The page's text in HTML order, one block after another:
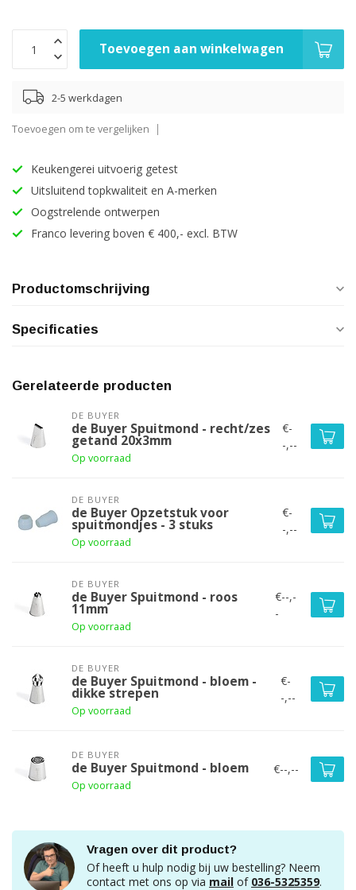
Toevoegen aan winkelwagen
2-5 werkdagen
Toevoegen om te vergelijken
Keukengerei uitvoerig getest
Uitsluitend topkwaliteit en A-merken
Oogstrelende ontwerpen
Franco levering boven € 400,- excl. BTW
Productomschrijving
Specificaties
Gerelateerde producten
DE BUYER
de Buyer Spuitmond - recht/zes
getand 20x3mm
Op voorraad
€-
-,--
DE BUYER
de Buyer Opzetstuk voor
spuitmondjes - 3 stuks
Op voorraad
€-
-,--
DE BUYER
de Buyer Spuitmond - roos
11mm
Op voorraad
€--,-
-
DE BUYER
de Buyer Spuitmond - bloem -
dikke strepen
Op voorraad
€-
-,--
DE BUYER
de Buyer Spuitmond - bloem
Op voorraad
€--,--
Vragen over dit product?
Of heeft u hulp nodig bij uw bestelling? Neem
contact met ons op via mail of 036-5325359.